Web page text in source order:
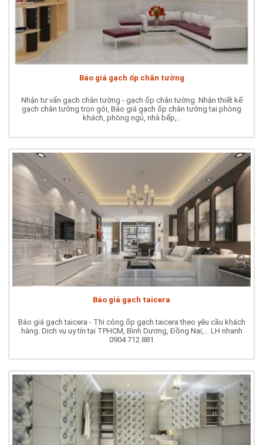
Báo giá gạch ốp chân tường
Nhận tư vấn gạch chân tường - gạch ốp chân tường. Nhận thiết kế
gạch chân tường trọn gói, Báo giá gạch ốp chân tường tại phòng
khách, phòng ngủ, nhà bếp,..
Báo giá gạch taicera
Báo giá gạch taicera - Thi công ốp gạch taicera theo yêu cầu khách
hàng. Dịch vụ uy tín tại TPHCM, Bình Dương, Đồng Nai,... LH nhanh
0904.712.881